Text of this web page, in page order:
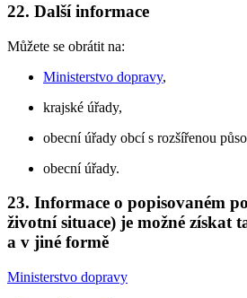
22. Další informace
Můžete se obrátit na:
Ministerstvo dopravy,
krajské úřady,
obecní úřady obcí s rozšířenou
obecní úřady.
23. Informace o popisovaném
životní situace) je možné získat
a v jiné formě
Ministerstvo dopravy